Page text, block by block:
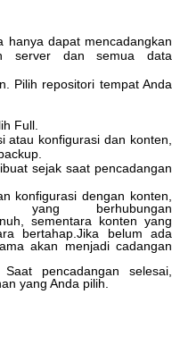
hanya dapat mencadangkan
server dan semua
data
. Pilih repositori tempat Anda
Full.
atau konfigurasi dan konten,
.
sejak saat pencadangan
konfigurasi dengan konten,
yang
berhubungan
, sementara konten yang
bertahap.Jika belum
ada
akan menjadi cadangan
Saat pencadangan selesai,
yang Anda pilih.